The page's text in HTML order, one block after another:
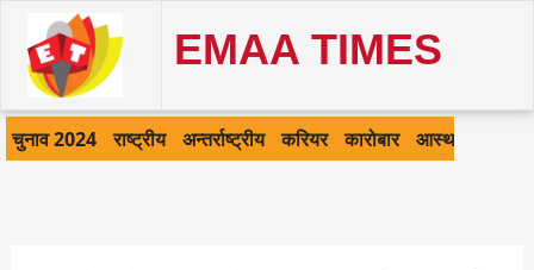
content
EMAA TIMES
चुनाव 2024 राष्ट्रीय अन्तर्राष्ट्रीय करियर कारोबार आस्था